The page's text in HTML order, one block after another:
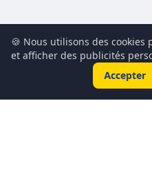
🍪 Nous utilisons des
et afficher des publicités
Accepter